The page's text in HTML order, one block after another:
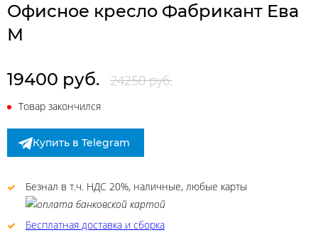
Офисное кресло Фабрикант Ева
М
19400 руб. 24250 руб.
Товар закончился
Купить в Telegram
Безнал в т.ч. НДС 20%, наличные, любые карты
Бесплатная доставка и сборка